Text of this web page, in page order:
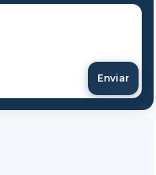
Enviar